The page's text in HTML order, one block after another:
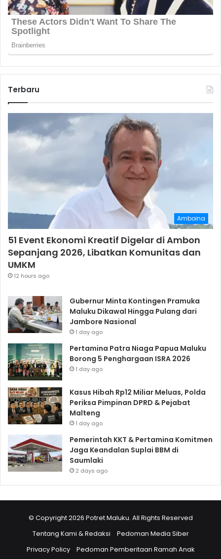
Terbaru
Amboina
51 Event Ekonomi Kreatif Digelar di Ambon
Sepanjang 2026, Libatkan Komunitas dan
UMKM
12 hours ago
Gubernur Minta Kontingen Pramuka
Maluku Dikawal Hingga Pulang dari
Jambore Nasional
1 day ago
Pertamina Patra Niaga Papua Maluku
Borong 5 Penghargaan ISRA 2026
1 day ago
Kasus Hibah Rp12 Miliar Meluas, Polda
Periksa Pimpinan DPRD & Pejabat
Malteng
1 day ago
Pemerintah KKT & Pertamina Komitmen
Jaga Keandalan Suplai BBM di
Saumlaki
2 days ago
© Copyright 2026 Potret Maluku. All Rights Reserved
Tentang Kami & Redaksi
Pedoman Media Siber
Privacy Policy
Pedoman Pemberitaan Ramah Anak